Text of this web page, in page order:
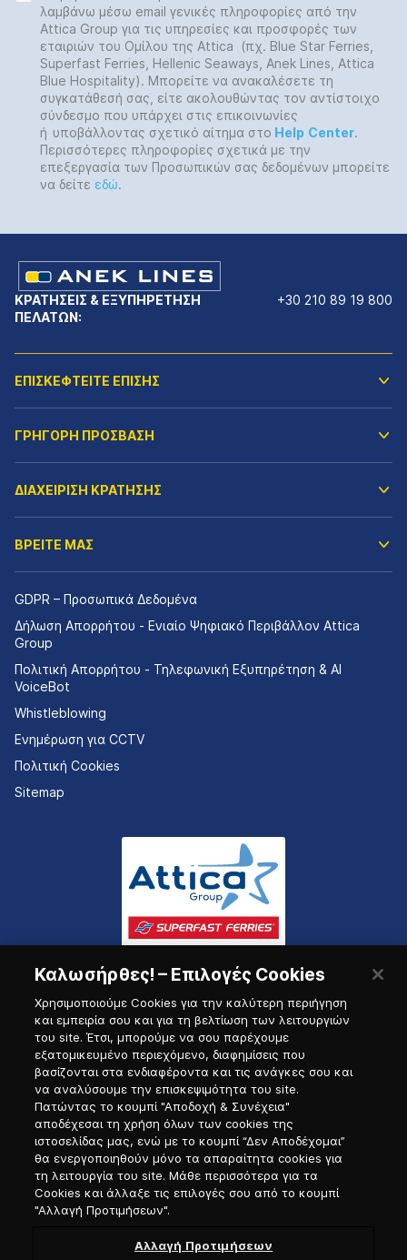
λαμβάνω μέσω email γενικές πληροφορίες από την
Attica Group για τις υπηρεσίες και προσφορές των
εταιριών του Ομίλου της Attica (πχ. Blue Star Ferries,
Superfast Ferries, Hellenic Seaways, Anek Lines, Attica
Blue Hospitality). Μπορείτε να ανακαλέσετε τη
συγκατάθεσή σας, είτε ακολουθώντας τον αντίστοιχο
σύνδεσμο που υπάρχει στις επικοινωνίες
ή υποβάλλοντας σχετικό αίτημα στο Help Center.
Περισσότερες πληροφορίες σχετικά με την
επεξεργασία των Προσωπικών σας δεδομένων μπορείτε
να δείτε εδώ.
ΚΡΑΤΗΣΕΙΣ & ΕΞΥΠΗΡΕΤΗΣΗ
ΠΕΛΑΤΩΝ:
+30 210 89 19 800
ΕΠΙΣΚΕΦΤΕΙΤΕ ΕΠΙΣΗΣ
ΓΡΗΓΟΡΗ ΠΡΟΣΒΑΣΗ
ΔΙΑΧΕΙΡΙΣΗ ΚΡΑΤΗΣΗΣ
ΒΡΕΙΤΕ ΜΑΣ
GDPR – Προσωπικά Δεδομένα
Δήλωση Απορρήτου - Ενιαίο Ψηφιακό Περιβάλλον Attica
Group
Πολιτική Απορρήτου - Τηλεφωνική Εξυπηρέτηση & AI
VoiceBot
Whistleblowing
Ενημέρωση για CCTV
Πολιτική Cookies
Sitemap
Πύλη Ναυτικού
Καλωσήρθες! – Επιλογές Cookies
Χρησιμοποιούμε Cookies για την καλύτερη περιήγηση
και εμπειρία σου και για τη βελτίωση των λειτουργιών
του site. Έτσι, μπορούμε να σου παρέχουμε
εξατομικευμένο περιεχόμενο, διαφημίσεις που
βασίζονται στα ενδιαφέροντα και τις ανάγκες σου και
να αναλύσουμε την επισκεψιμότητα του site.
Πατώντας το κουμπί "Αποδοχή & Συνέχεια"
αποδέχεσαι τη χρήση όλων των cookies της
ιστοσελίδας μας, ενώ με το κουμπί “Δεν Αποδέχομαι”
θα ενεργοποιηθούν μόνο τα απαραίτητα cookies για
τη λειτουργία του site. Μάθε περισσότερα για τα
Cookies και άλλαξε τις επιλογές σου από το κουμπί
"Αλλαγή Προτιμήσεων".
Αλλαγή Προτιμήσεων